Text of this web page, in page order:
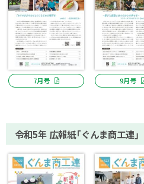
7月号 9月号
令和5年 広報紙「ぐんま商工連」